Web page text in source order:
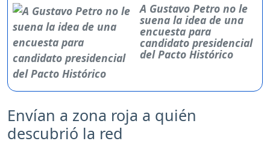
A Gustavo Petro no le
suena la idea de una
encuesta para
candidato presidencial
del Pacto Histórico
Envían a zona roja a quién
descubrió la red